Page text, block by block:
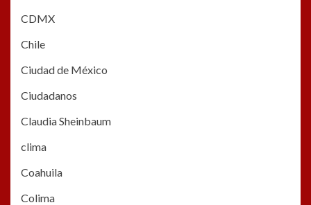
CDMX
Chile
Ciudad de México
Ciudadanos
Claudia Sheinbaum
clima
Coahuila
Colima